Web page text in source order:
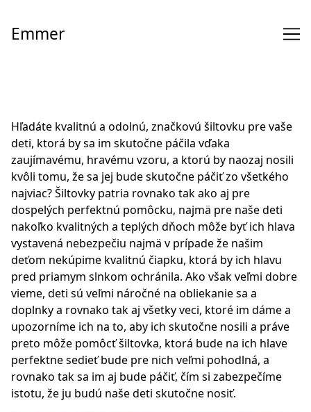
Content
Emmer
Hľadáte kvalitnú a odolnú, značkovú šiltovku pre vaše
deti, ktorá by sa im skutočne páčila vďaka
zaujímavému, hravému vzoru, a ktorú by naozaj nosili
kvôli tomu, že sa jej bude skutočne páčiť zo všetkého
najviac? Šiltovky patria rovnako tak ako aj pre
dospelých perfektnú pomôcku, najmä pre naše deti
nakoľko kvalitných a teplých dňoch môže byť ich hlava
vystavená nebezpečiu najmä v prípade že našim
deťom nekúpime kvalitnú čiapku, ktorá by ich hlavu
pred priamym slnkom ochránila. Ako však veľmi dobre
vieme, deti sú veľmi náročné na obliekanie sa a
doplnky a rovnako tak aj všetky veci, ktoré im dáme a
upozorníme ich na to, aby ich skutočne nosili a práve
preto môže pomôcť šiltovka, ktorá bude na ich hlave
perfektne sedieť bude pre nich veľmi pohodlná, a
rovnako tak sa im aj bude páčiť, čím si zabezpečíme
istotu, že ju budú naše deti skutočne nosiť.